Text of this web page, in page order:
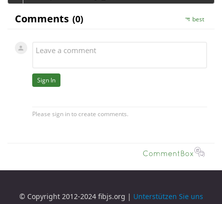
© Copyright 2012-2024 fibjs.org | Unterstützen Sie uns